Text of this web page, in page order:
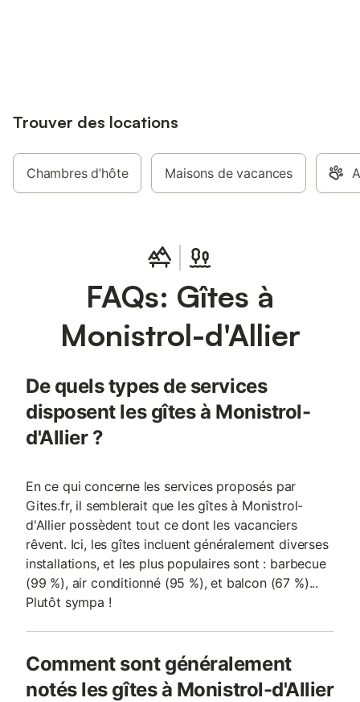
Trouver des locations
Chambres d’hôte Maisons de vacances
FAQs: Gîtes à
Monistrol-d'Allier
De quels types de services
disposent les gîtes à Monistrol-
d'Allier ?
En ce qui concerne les services proposés par
Gites.fr, il semblerait que les gîtes à Monistrol-
d'Allier possèdent tout ce dont les vacanciers
rêvent. Ici, les gîtes incluent généralement diverses
installations, et les plus populaires sont : barbecue
(99 %), air conditionné (95 %), et balcon (67 %)...
Plutôt sympa !
Comment sont généralement
notés les gîtes à Monistrol-d'Allier